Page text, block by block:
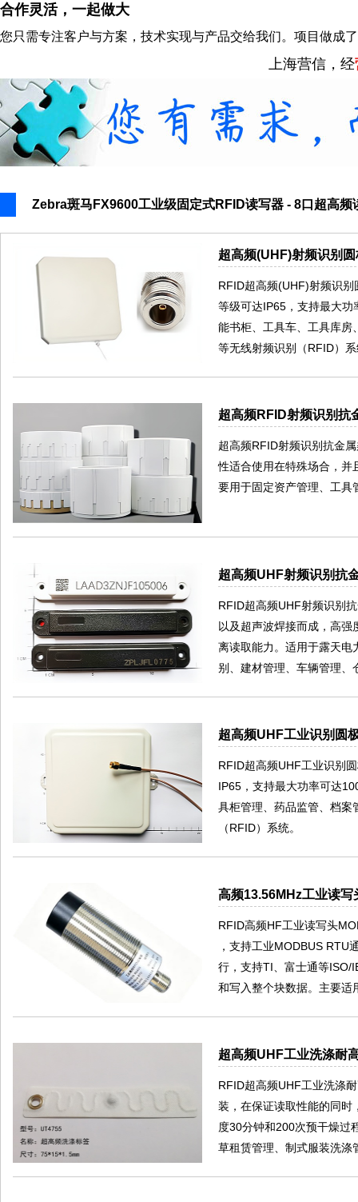
合作灵活，一起做大
您只需专注客户与方案，技术实现与产品交给我们。项目做成
上海营信，经
Zebra斑马FX9600工业级固定式RFID读写器 - 8口超高频
超高频(UHF)射频识别
RFID超高频(UHF)射频识
等级可达IP65，支持最大
能书柜、工具车、工具库房
等无线射频识别（RFID）
超高频RFID射频识别抗
超高频RFID射频识别抗金
性适合使用在特殊场合，并
要用于固定资产管理、工具
超高频UHF射频识别抗
RFID超高频UHF射频识别
以及超声波焊接而成，高
离读取能力。适用于露天电
别、建材管理、车辆管理、
超高频UHF工业识别圆
RFID超高频UHF工业识别
IP65，支持最大功率可达
具柜管理、药品监管、档案
（RFID）系统。
高频13.56MHz工业读
RFID高频HF工业读写头
，支持工业MODBUS RTU
行，支持TI、富士通等ISO/
和写入整个块数据。主要适
超高频UHF工业洗涤耐
RFID超高频UHF工业洗涤
装，在保证读取性能的同时
度30分钟和200次预干燥过
草租赁管理、制式服装洗涤